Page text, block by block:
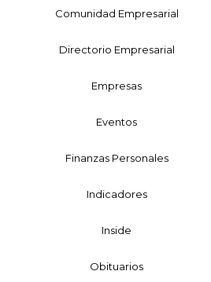
Comunidad Empresarial
Directorio Empresarial
Empresas
Eventos
Finanzas Personales
Indicadores
Inside
Obituarios